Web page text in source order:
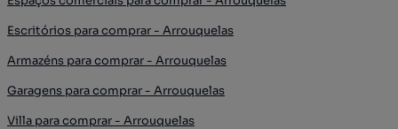
Escritórios para comprar - Arrouquelas
Armazéns para comprar - Arrouquelas
Garagens para comprar - Arrouquelas
Villa para comprar - Arrouquelas